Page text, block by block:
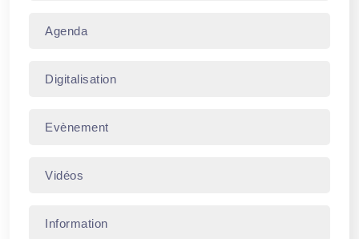
Agenda
Digitalisation
Evènement
Vidéos
Information